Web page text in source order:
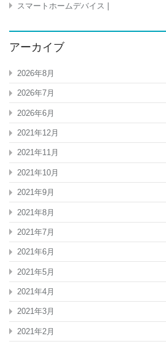
スマートホームデバイス |
アーカイブ
2026年8月
2026年7月
2026年6月
2021年12月
2021年11月
2021年10月
2021年9月
2021年8月
2021年7月
2021年6月
2021年5月
2021年4月
2021年3月
2021年2月